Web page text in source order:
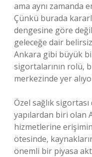
ama aynı zamanda
Çünkü burada
dengesine göre
geleceğe dair
Ankara gibi büyük
sigortalarının rolü,
merkezinde yer
Özel sağlık
yapılardan biri olan
hizmetlerine
ötesinde,
önemli bir piyasa